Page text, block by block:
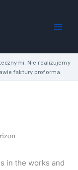
Nie realizujemy
faktury proforma.
in the works and